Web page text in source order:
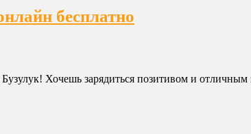
бесплатно
Хочешь зарядиться позитивом и